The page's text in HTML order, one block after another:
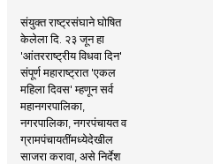
संयुक्त राष्ट्रसंघाने घोषित
केलेला दि. २३ जून हा
'आंतरराष्ट्रीय विधवा दिन'
संपूर्ण महाराष्ट्रात 'एकल
महिला दिवस' म्हणून सर्व
महानगरपालिका,
नगरपालिका, नगरपंचायत व
ग्रामपंचायतींमध्येदेखील
साजरा करावा, असे निर्देश